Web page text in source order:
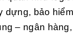
dựng, bảo
– ngân